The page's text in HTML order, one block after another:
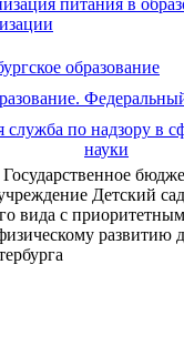
питания в
Государственное
Детский
вида с
развитию